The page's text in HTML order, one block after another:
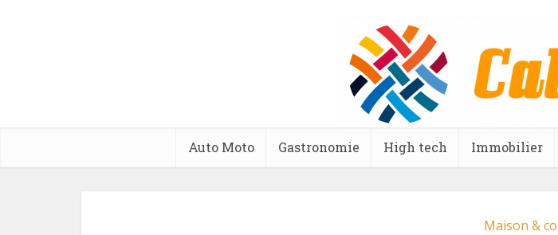
Auto Moto Gastronomie High tech Immobilier
Maison &